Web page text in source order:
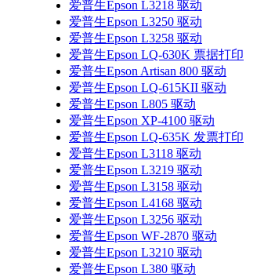
爱普生Epson L3218 驱动
爱普生Epson L3250 驱动
爱普生Epson L3258 驱动
爱普生Epson LQ-630K 票据打印
爱普生Epson Artisan 800 驱动
爱普生Epson LQ-615KII 驱动
爱普生Epson L805 驱动
爱普生Epson XP-4100 驱动
爱普生Epson LQ-635K 发票打印
爱普生Epson L3118 驱动
爱普生Epson L3219 驱动
爱普生Epson L3158 驱动
爱普生Epson L4168 驱动
爱普生Epson L3256 驱动
爱普生Epson WF-2870 驱动
爱普生Epson L3210 驱动
爱普生Epson L380 驱动